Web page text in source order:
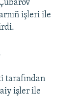
işleri ile
tarafından
işler ile